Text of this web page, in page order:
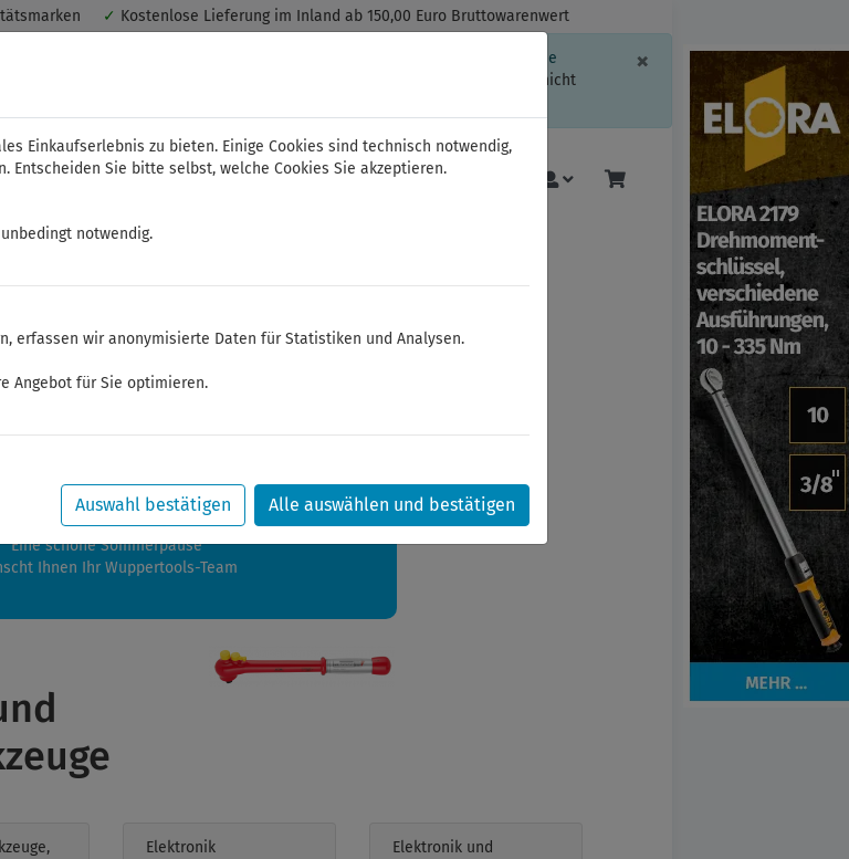
✓ Kostenlose Lieferung im Inland ab 150,00 Euro Bruttowarenwert
× Schließen
Dabei werden beispielsweise die Session-Informationen oder die
ist der Funktionsumfang des Online-Shops eingeschränkt.
Sind Sie damit nicht
FELO Bauer & Böcker Mehr
Sommerferien
und 21.08.2026 machen auch wir Urlaub.
Zeitraum werden ab dem 24.08.2026 verschickt.
Eine schöne Sommerpause
Ihnen Ihr Wuppertools-Team
Elektronik
Elektronik und
Einkaufserlebnis zu bieten. Einige Cookies sind technisch notwendig,
Entscheiden Sie bitte selbst, welche Cookies Sie akzeptieren.
notwendig.
erfassen wir anonymisierte Daten für Statistiken und Analysen.
Angebot für Sie optimieren.
Auswahl bestätigen Alle auswählen und bestätigen